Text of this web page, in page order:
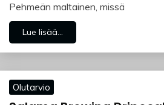
Pehmeän maltainen, missä
Lue lisää...
Olutarvio